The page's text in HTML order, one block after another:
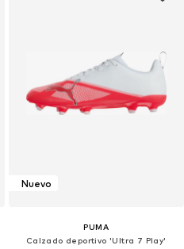
Nuevo
PUMA
Calzado deportivo 'Ultra 7 Play'